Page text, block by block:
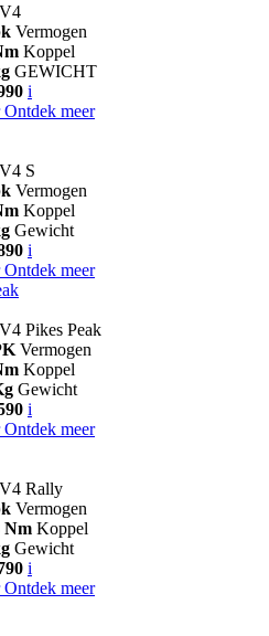
Vermogen
Koppel
GEWICHT
i
Ontdek meer
S
Vermogen
Koppel
Gewicht
i
Ontdek meer
Pikes Peak
Vermogen
Koppel
Gewicht
i
Ontdek meer
Rally
Vermogen
Nm Koppel
Gewicht
i
Ontdek meer